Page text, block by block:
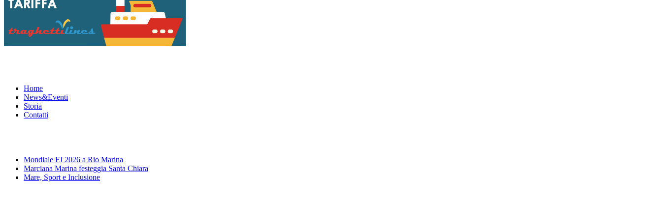
Home
News&Eventi
Storia
Contatti
Mondiale FJ 2026 a Rio Marina
Marciana Marina festeggia Santa Chiara
Mare, Sport e Inclusione